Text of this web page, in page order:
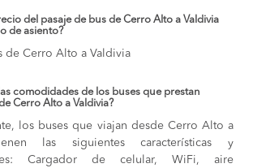
del pasaje de bus de Cerro Alto a Valdivia
de asiento?
de Cerro Alto a Valdivia
comodidades de los buses que prestan
Cerro Alto a Valdivia?
los buses que viajan desde Cerro Alto a
las siguientes características y
Cargador de celular, WiFi, aire